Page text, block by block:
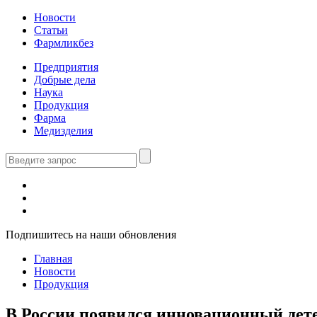
Новости
Статьи
Фармликбез
Предприятия
Добрые дела
Наука
Продукция
Фарма
Медизделия
Подпишитесь на наши обновления
Главная
Новости
Продукция